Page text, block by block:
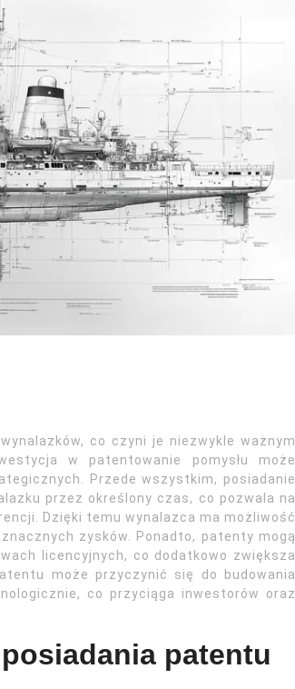
co czyni je niezwykle ważnym
w patentowanie pomysłu może
Przede wszystkim, posiadanie
przez określony czas, co pozwala na
Dzięki temu wynalazca ma możliwość
zysków. Ponadto, patenty mogą
licencyjnych, co dodatkowo zwiększa
może przyczynić się do budowania
co przyciąga inwestorów oraz
patentu